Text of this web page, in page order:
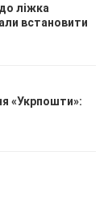
ліжка
встановити
«Укрпошти»: